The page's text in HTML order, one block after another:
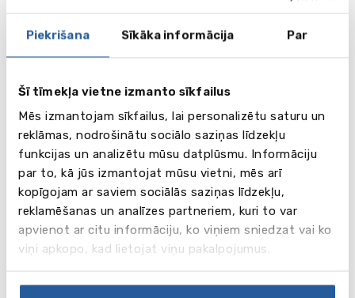
Piekrišana Sīkāka informācija Par
Šī tīmekļa vietne izmanto sīkfailus
Mēs izmantojam sīkfailus, lai personalizētu saturu un
reklāmas, nodrošinātu sociālo saziņas līdzekļu
funkcijas un analizētu mūsu datplūsmu. Informāciju
par to, kā jūs izmantojat mūsu vietni, mēs arī
kopīgojam ar saviem sociālās saziņas līdzekļu,
reklamēšanas un analīzes partneriem, kuri to var
apvienot ar citu informāciju, ko viņiem sniedzat vai ko
viņi apkopo, kad lietojat viņu pakalpojumus.
Bodwell
High School
Skatīt
Vidējās izglītības un kultūras
apmaiņas programmas Kanādas